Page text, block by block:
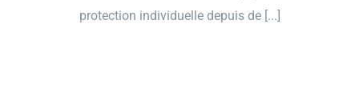
protection individuelle depuis de [...]